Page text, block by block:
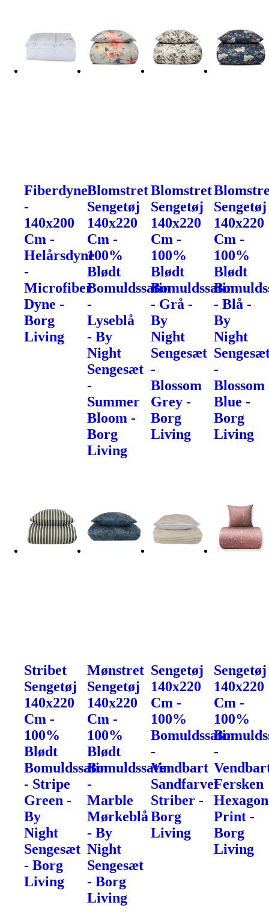
Fiberdyne
-
140x200
Cm -
Helårsdyne
-
Microfiber
Dyne -
Borg
Living
Blomstret
Sengetøj
140x220
Cm -
100%
Blødt
Bomuldssatin
-
Lyseblå
- By
Night
Sengesæt
-
Summer
Bloom -
Borg
Living
Blomstret
Sengetøj
140x220
Cm -
100%
Blødt
Bomuldssatin
- Grå -
By
Night
Sengesæt
-
Blossom
Grey -
Borg
Living
Sengetøj
140x220
Cm -
100%
Blødt
- Blå -
By
Night
-
Blossom
Blue -
Borg
Living
Stribet
Sengetøj
140x220
Cm -
100%
Blødt
Bomuldssatin
- Stripe
Green -
By
Night
Sengesæt
- Borg
Living
Mønstret
Sengetøj
140x220
Cm -
100%
Blødt
Bomuldssatin
-
Marble
Mørkeblå
- By
Night
Sengesæt
- Borg
Living
Sengetøj
140x220
Cm -
100%
Bomuldssatin
-
Vendbart
Sandfarvet
Striber -
Borg
Living
Sengetøj
140x220
Cm -
100%
-
Fersken
Hexagon
Print -
Borg
Living